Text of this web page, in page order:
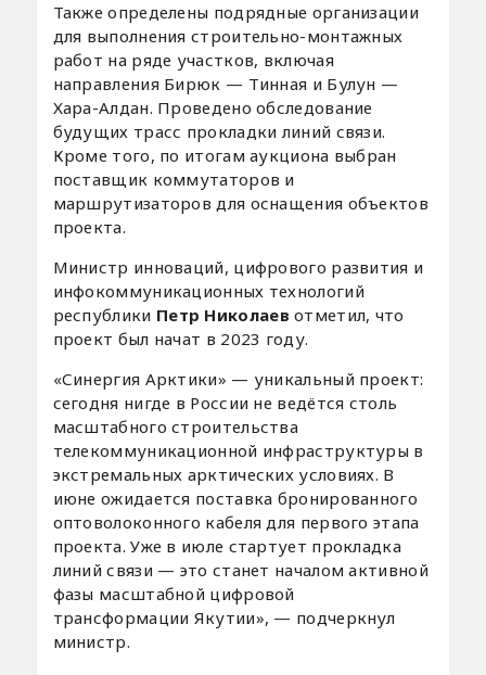
Также определены подрядные организации
для выполнения строительно-монтажных
работ на ряде участков, включая
направления Бирюк — Тинная и Булун —
Хара-Алдан. Проведено обследование
будущих трасс прокладки линий связи.
Кроме того, по итогам аукциона выбран
поставщик коммутаторов и
маршрутизаторов для оснащения объектов
проекта.
Министр инноваций, цифрового развития и
инфокоммуникационных технологий
республики Петр Николаев отметил, что
проект был начат в 2023 году.
«Синергия Арктики» — уникальный проект:
сегодня нигде в России не ведётся столь
масштабного строительства
телекоммуникационной инфраструктуры в
экстремальных арктических условиях. В
июне ожидается поставка бронированного
оптоволоконного кабеля для первого этапа
проекта. Уже в июле стартует прокладка
линий связи — это станет началом активной
фазы масштабной цифровой
трансформации Якутии», — подчеркнул
министр.